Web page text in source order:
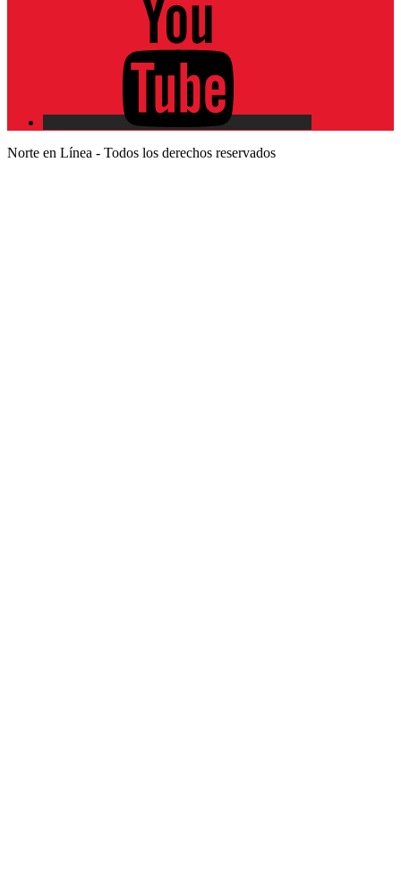
Norte en Línea - Todos los derechos reservados